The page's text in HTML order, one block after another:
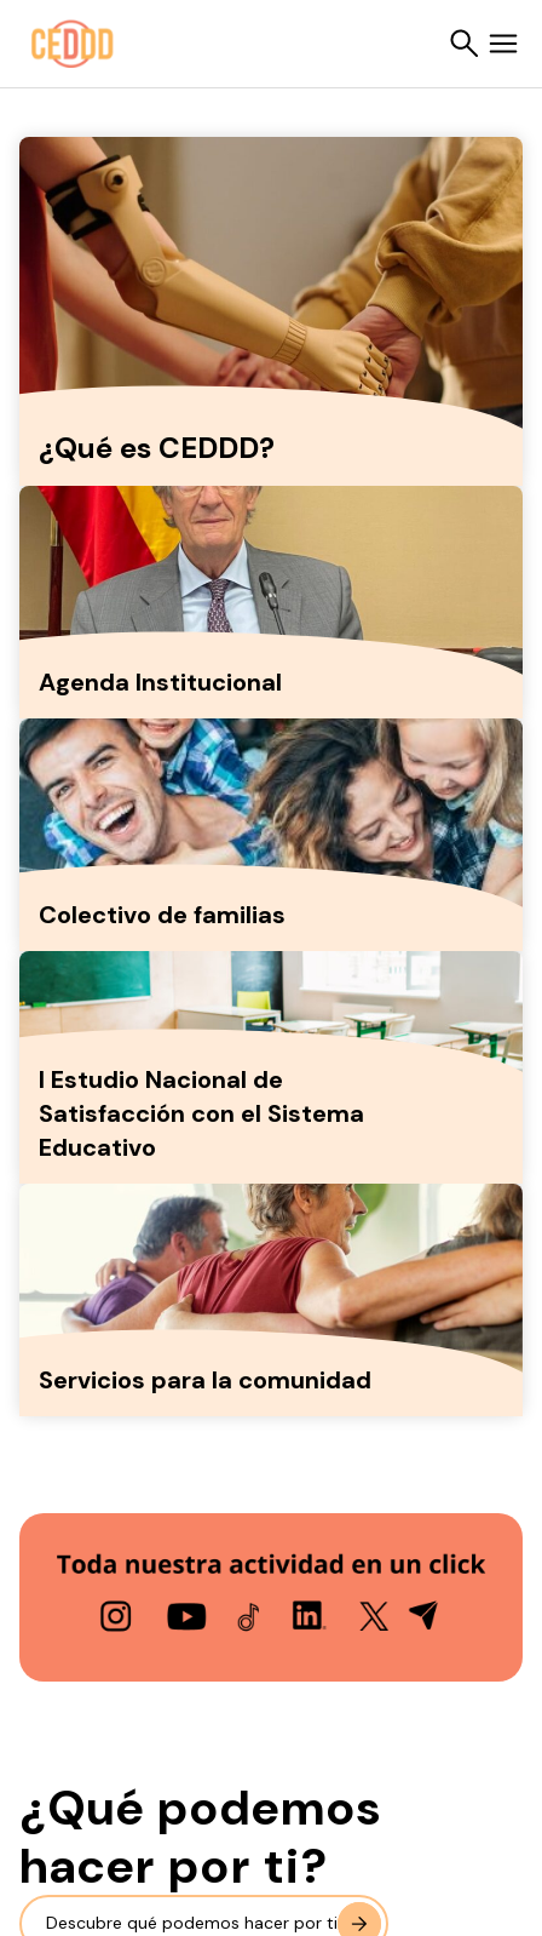
Buscar
¿Qué es CEDDD?
Agenda Institucional
Colectivo de familias
I Estudio Nacional de
Satisfacción con el Sistema
Educativo
Servicios para la comunidad
¿Qué podemos
hacer por ti?
Descubre qué podemos hacer por ti